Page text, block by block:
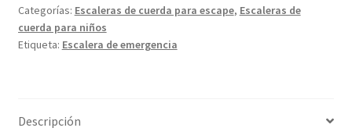
Incendios
de
2,5
de
Categorías: Escaleras de cuerda para escape, Escaleras de
cuerda para niños
Etiqueta: Escalera de emergencia
Descripción